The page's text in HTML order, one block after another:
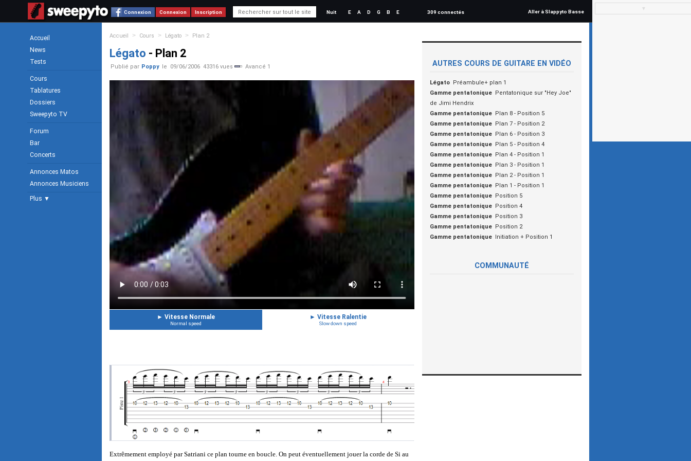
Connexion Connexion Inscription Nuit E A D G B E 309 connectés Aller à Slappyto Basse
Accueil
News
Tests
Cours
Tablatures
Dossiers
Sweepyto TV
Forum
Bar
Concerts
Annonces Matos
Annonces Musiciens
Plus ▼
Accueil > Cours > Légato > Plan 2
Légato - Plan 2
Publié par Poppy le 09/06/2006 43316 vues Avancé 1
► Vitesse Normale
Normal speed
► Vitesse Ralentie
Slow down speed
Extrêmement employé par Satriani ce plan tourne en boucle. On peut éventuellement jouer la corde de Si au
AUTRES COURS DE GUITARE EN VIDÉO
Légato Préambule+ plan 1
Gamme pentatonique Pentatonique sur "Hey Joe"
de Jimi Hendrix
Gamme pentatonique Plan 8 - Position 5
Gamme pentatonique Plan 7 - Position 2
Gamme pentatonique Plan 6 - Position 3
Gamme pentatonique Plan 5 - Position 4
Gamme pentatonique Plan 4 - Position 1
Gamme pentatonique Plan 3 - Position 1
Gamme pentatonique Plan 2 - Position 1
Gamme pentatonique Plan 1 - Position 1
Gamme pentatonique Position 5
Gamme pentatonique Position 4
Gamme pentatonique Position 3
Gamme pentatonique Position 2
Gamme pentatonique Initiation + Position 1
COMMUNAUTÉ
▼